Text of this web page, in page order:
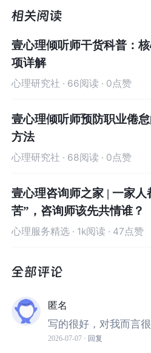
问题。
一方面要考虑社会文化心理的背
生物医学方面家族遗传史。
在我们的家庭治疗中，我们咨
事情，了解核心家庭成员对来
全感）、处理外界信息的方式等
作为心理咨询师，除了要处理
处理比较多的是他们在社会大系
挖掘他们的优势资源，肯定他们
奋斗努力和适应。
另一方面给予 工具性的知识（
些比较实际的、有直接帮助的支
1、可以鼓励ta学手语，然后鼓励
耳朵不太好，请用纸笔或手语交
这里，让我真切的感受到
让我真切的感受到了🙏❤️
壹心理倾听师干货科普：
项详解
心理研究社 · 66阅读 · 0点赞
壹心理倾听师预防职业倦
方法
心理研究社 · 68阅读 · 0点赞
壹心理咨询师之家 | 一家人
苦”，咨询师该先共情谁？
心理服务精选 · 1k阅读 · 47点赞
匿名
写的很好，对我而言
2026-07-07 · 回复